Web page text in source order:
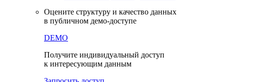
Оцените структуру и качество данных
в публичном демо-доступе
DEMO
Получите индивидуальный доступ
к интересующим данным